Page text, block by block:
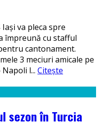
Iași va pleca spre
împreună cu stafful
cantonament.
3 meciuri amicale pe
Napoli l... Citește
sezon în Turcia